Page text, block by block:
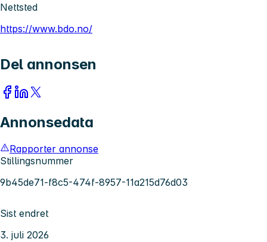
Nettsted
https://www.bdo.no/
Del annonsen
Annonsedata
Rapporter annonse
Stillingsnummer
9b45de71-f8c5-474f-8957-11a215d76d03
Sist endret
3. juli 2026